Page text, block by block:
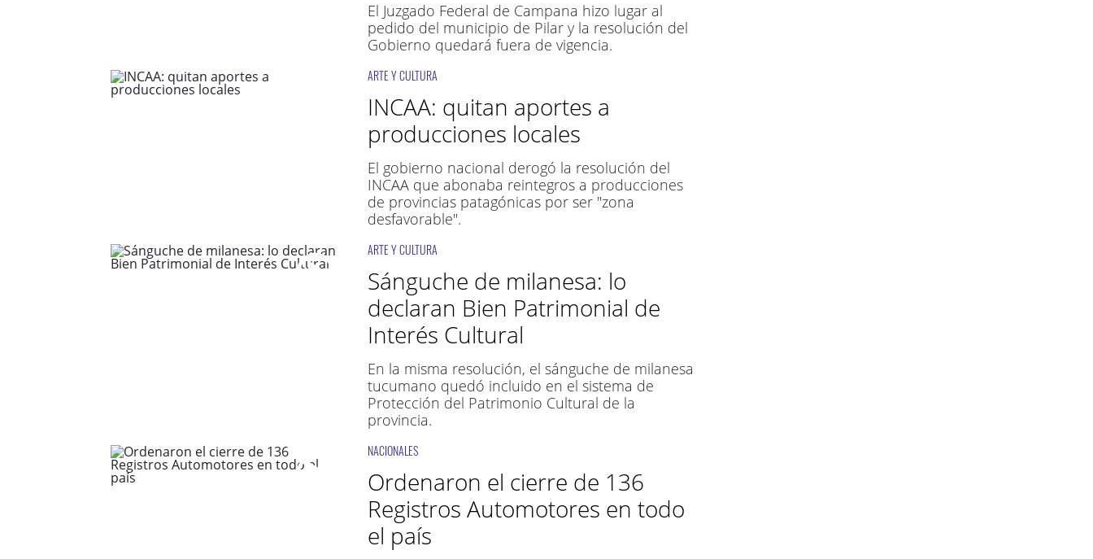
El Juzgado Federal de Campana hizo lugar al
pedido del municipio de Pilar y la resolución del
Gobierno quedará fuera de vigencia.
ARTE Y CULTURA
INCAA: quitan aportes a
producciones locales
El gobierno nacional derogó la resolución del
INCAA que abonaba reintegros a producciones
de provincias patagónicas por ser "zona
desfavorable".
ARTE Y CULTURA
Sánguche de milanesa: lo
declaran Bien Patrimonial de
Interés Cultural
En la misma resolución, el sánguche de milanesa
tucumano quedó incluido en el sistema de
Protección del Patrimonio Cultural de la
provincia.
NACIONALES
Ordenaron el cierre de 136
Registros Automotores en todo
el país